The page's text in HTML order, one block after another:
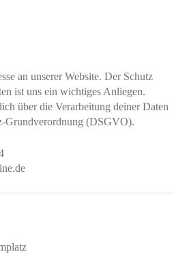
an unserer Website. Der Schutz
ist uns ein wichtiges Anliegen.
über die Verarbeitung deiner Daten
Grundverordnung (DSGVO).